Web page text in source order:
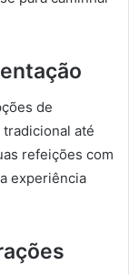
de
até
refeições com
experiência